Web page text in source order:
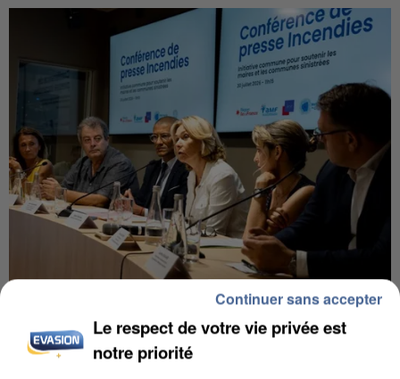
INCENDIES : L’ÎLE-DE-FRANCE LANCE UN ÉLAN
DE SOLIDARITÉ AVEC LES...
Le respect de votre vie privée est
notre priorité
Continuer sans accepter